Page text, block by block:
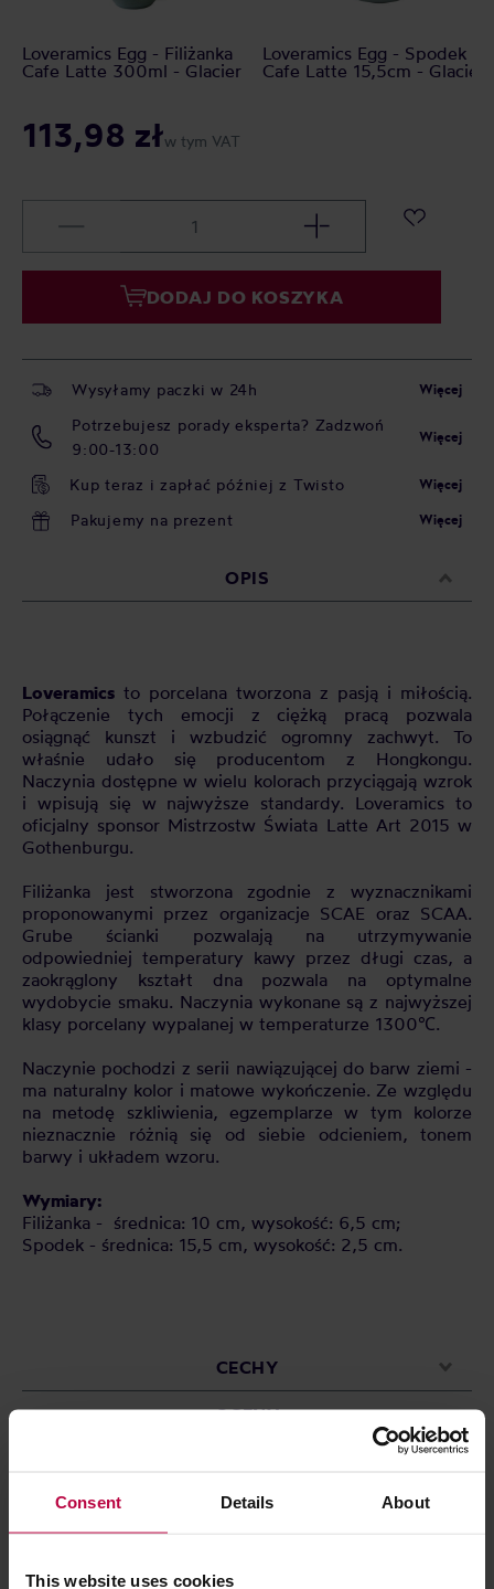
Consent Details About
This website uses cookies
Loveramics Egg - Filiżanka
Cafe Latte 300ml - Glacier
Loveramics Egg - Spodek
Cafe Latte 15,5cm - Glacier
113,98 złw tym VAT
DODAJ DO KOSZYKA
Wysyłamy paczki w 24h Więcej
Potrzebujesz porady eksperta? Zadzwoń
9:00-13:00
Więcej
Kup teraz i zapłać później z Twisto Więcej
Pakujemy na prezent Więcej
OPIS
Loveramics to porcelana tworzona z pasją i miłością.
Połączenie tych emocji z ciężką pracą pozwala
osiągnąć kunszt i wzbudzić ogromny zachwyt. To
właśnie udało się producentom z Hongkongu.
Naczynia dostępne w wielu kolorach przyciągają wzrok
i wpisują się w najwyższe standardy. Loveramics to
oficjalny sponsor Mistrzostw Świata Latte Art 2015 w
Gothenburgu.
Filiżanka jest stworzona zgodnie z wyznacznikami
proponowanymi przez organizacje SCAE oraz SCAA.
Grube ścianki pozwalają na utrzymywanie
odpowiedniej temperatury kawy przez długi czas, a
zaokrąglony kształt dna pozwala na optymalne
wydobycie smaku. Naczynia wykonane są z najwyższej
klasy porcelany wypalanej w temperaturze 1300℃.
Naczynie pochodzi z serii nawiązującej do barw ziemi -
ma naturalny kolor i matowe wykończenie. Ze względu
na metodę szkliwienia, egzemplarze w tym kolorze
nieznacznie różnią się od siebie odcieniem, tonem
barwy i układem wzoru.
Wymiary:
Filiżanka - średnica: 10 cm, wysokość: 6,5 cm;
Spodek - średnica: 15,5 cm, wysokość: 2,5 cm.
CECHY
OCENY